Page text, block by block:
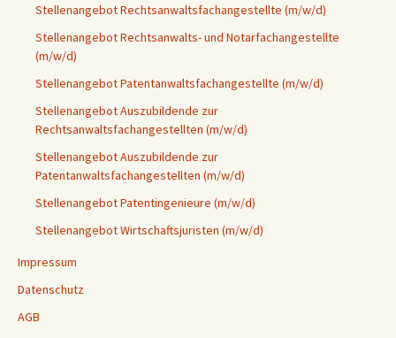
Stellenangebot Rechtsanwaltsfachangestellte (m/w/d)
Stellenangebot Rechtsanwalts- und Notarfachangestellte
(m/w/d)
Stellenangebot Patentanwaltsfachangestellte (m/w/d)
Stellenangebot Auszubildende zur
Rechtsanwaltsfachangestellten (m/w/d)
Stellenangebot Auszubildende zur
Patentanwaltsfachangestellten (m/w/d)
Stellenangebot Patentingenieure (m/w/d)
Stellenangebot Wirtschaftsjuristen (m/w/d)
Impressum
Datenschutz
AGB